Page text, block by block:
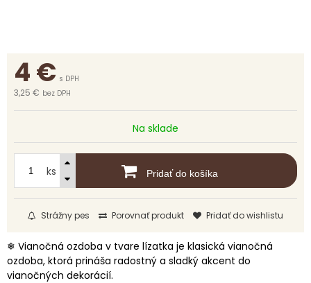
4€ s DPH
3,25 € bez DPH
Na sklade
ks Pridať do košíka
Strážny pes Porovnať produkt Pridať do wishlistu
❄ Vianočná ozdoba v tvare lízatka je klasická vianočná
ozdoba, ktorá prináša radostný a sladký akcent do
vianočných dekorácií.